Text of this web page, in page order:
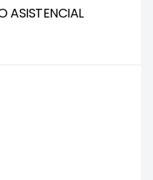
ASISTENCIAL